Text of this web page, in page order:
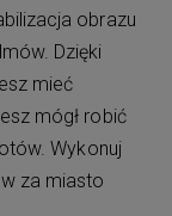
obrazu
Dzięki
mieć
mógł robić
Wykonuj
za miasto